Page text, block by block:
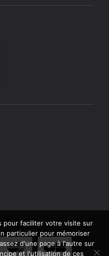
pour faciliter votre visite sur
particulier pour mémoriser
d'une page à l'autre sur
et l'utilisation de ces